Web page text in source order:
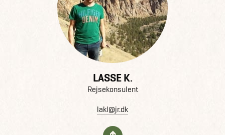
LASSE K.
Rejsekonsulent
lakl@jr.dk